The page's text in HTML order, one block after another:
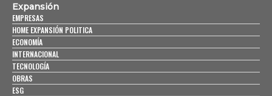
Expansión
EMPRESAS
HOME EXPANSIÓN POLITICA
ECONOMÍA
INTERNACIONAL
TECNOLOGÍA
OBRAS
ESG